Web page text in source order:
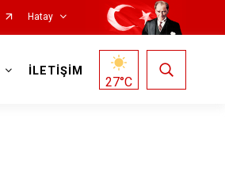
Hatay
İLETİŞİM
27°C